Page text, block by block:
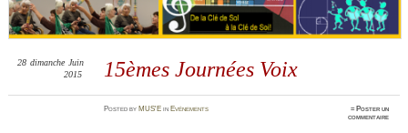
15èmes Journées Voix
28 dimanche Juin
2015
PostedbyMUS'E inEvénements ≈Poster un
commentaire